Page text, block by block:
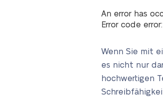
An error has
Error code error:
Wenn Sie mit
es nicht nur
hochwertigen